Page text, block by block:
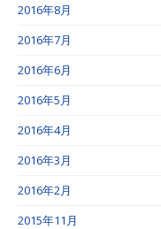
2016年8月
2016年7月
2016年6月
2016年5月
2016年4月
2016年3月
2016年2月
2015年11月